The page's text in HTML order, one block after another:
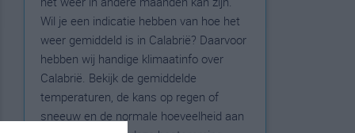
Wil je een indicatie hebben van hoe het
weer gemiddeld is in Calabrië? Daarvoor
hebben wij handige klimaatinfo over
Calabrië. Bekijk de gemiddelde
temperaturen, de kans op regen of
sneeuw en de normale hoeveelheid aan